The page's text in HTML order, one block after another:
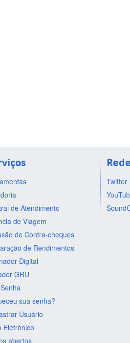
de Atendimento
de Viagem
de Contra-cheques
de Rendimentos
Digital
GRU
sua senha?
Usuário
Eletrônico
abertos
Twitter